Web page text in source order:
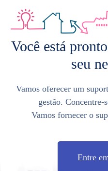
Você está
seu
Vamos oferecer um
gestão. Concentre-
Vamos fornecer o
Entre